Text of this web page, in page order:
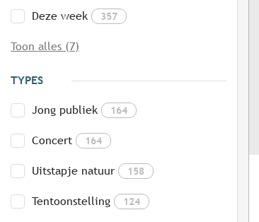
Deze week 357
Toon alles (7)
TYPES
Jong publiek 164
Concert 164
Uitstapje natuur 158
Tentoonstelling 124